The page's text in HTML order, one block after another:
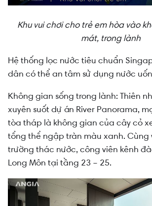
Khu vui chơi cho trẻ em hòa vào
mát, trong lành
Hệ thống lọc nước tiêu chuẩn
dân có thể an tâm sử dụng nước
Không gian sống trong lành: Thiên
xuyên suốt dự án River Panorama,
tòa tháp là không gian của cây cỏ
tổng thể ngập tràn màu xanh. Cùng
trường thác nước, công viên kênh
Long Môn tại tầng 23 – 25.